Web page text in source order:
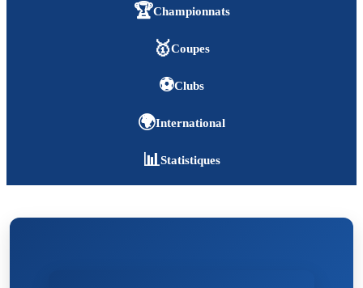
🏆Championnats
🥇Coupes
⚽Clubs
🌍International
📊Statistiques